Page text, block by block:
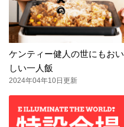
ケンティー健人の世にもおい
しい一人飯
2024年04年10日更新